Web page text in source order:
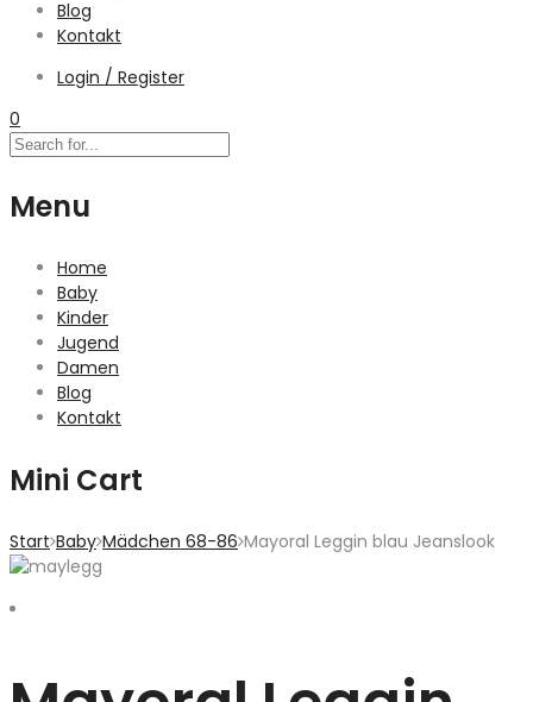
Blog
Kontakt
Login / Register
0
Menu
Home
Baby
Kinder
Jugend
Damen
Blog
Kontakt
Mini Cart
Start Baby Mädchen 68-86 Mayoral Leggin blau Jeanslook